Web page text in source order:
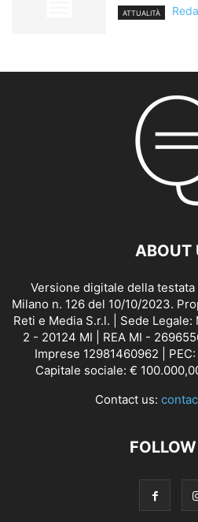
ATTUALITÀ
ABOUT
Versione digitale della testata
Milano n. 126 del 10/10/2023.
Reti e Media S.r.l. | Sede
2 - 20124 MI | REA MI -
Imprese 12981460962 |
Capitale sociale: €
Contact us: